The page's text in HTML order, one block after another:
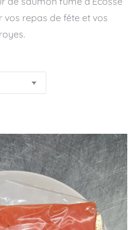
vos repas de fête et vos